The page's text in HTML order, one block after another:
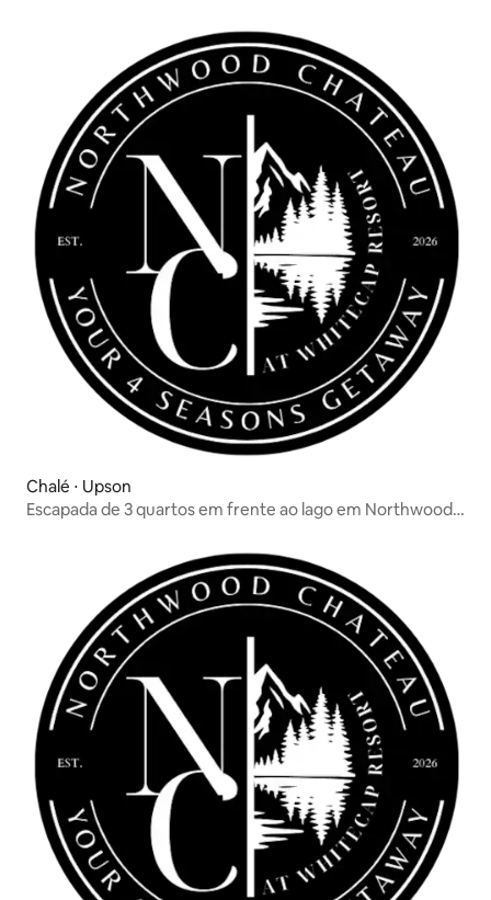
Chalé ⋅ Upson
Escapada de 3 quartos em frente ao lago em Northwood